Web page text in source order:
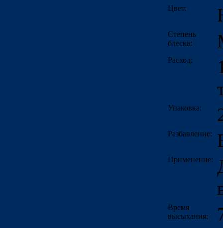
Цвет:
Степень
блеска:
Расход:
Упаковка:
Разбавление:
Применение:
Время
высыхания: